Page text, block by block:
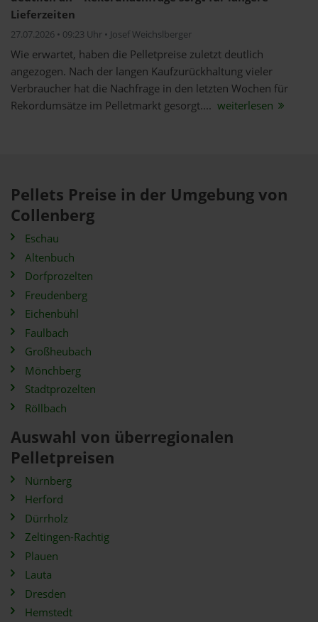
Lieferzeiten
27.07.2026 • 09:23 Uhr • Josef Weichslberger
Wie erwartet, haben die Pelletpreise zuletzt deutlich
angezogen. Nach der langen Kaufzurückhaltung vieler
Verbraucher hat die Nachfrage in den letzten Wochen für
Rekordumsätze im Pelletmarkt gesorgt.... weiterlesen
Pellets Preise in der Umgebung von
Collenberg
Eschau
Altenbuch
Dorfprozelten
Freudenberg
Eichenbühl
Faulbach
Großheubach
Mönchberg
Stadtprozelten
Röllbach
Auswahl von überregionalen
Pelletpreisen
Nürnberg
Herford
Dürrholz
Zeltingen-Rachtig
Plauen
Lauta
Dresden
Hemstedt